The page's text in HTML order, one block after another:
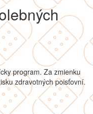
program. Za zmienku
zdravotných poisťovní.